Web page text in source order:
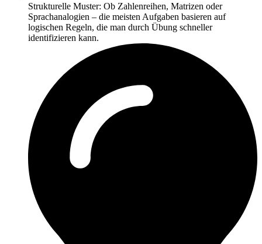
Strukturelle Muster: Ob Zahlenreihen, Matrizen oder
Sprachanalogien – die meisten Aufgaben basieren auf
logischen Regeln, die man durch Übung schneller
identifizieren kann.